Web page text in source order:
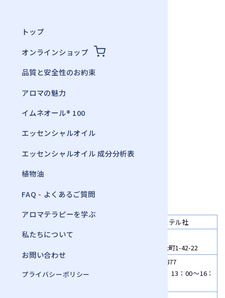
トップ
オンラインショップ
品質と安全性のお約束
アロマの魅力
イムネオール® 100
エッセンシャルオイル
エッセンシャルオイル 成分分析表
植物油
FAQ - よくあるご質問
アロマテラピーを学ぶ
私たちについて
お問い合わせ
プライバシーポリシー
About Us
会社概要
有限会社日本エステル社
東京都国分寺市光町1-42-22
連絡先
電話：042-502-8877
月・火・木・金 13：00～16：